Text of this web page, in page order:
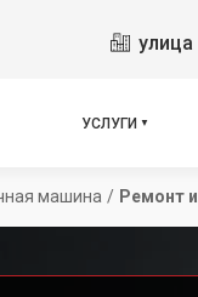
улица
УСЛУГИ
машина / Ремонт